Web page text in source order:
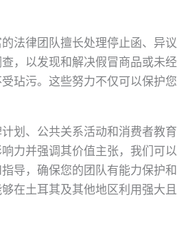
法律团队擅长处理停止函、异议
，以发现和解决假冒商品或未经
玷污。这些努力不仅可以保护您
划、公共关系活动和消费者教育
力并强调其价值主张，我们可以
导，确保您的团队有能力保护和
在土耳其及其他地区利用强大且